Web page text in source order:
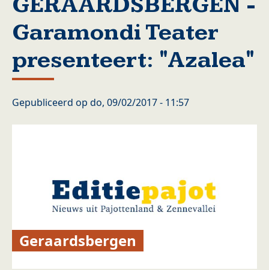
Garamondi Teater
presenteert: "Azalea"
Gepubliceerd op do, 09/02/2017 - 11:57
Geraardsbergen